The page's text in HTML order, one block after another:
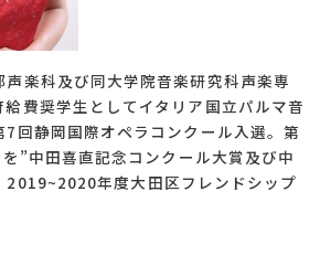
楽科及び同大学院音楽研究科声楽専
費奨学生としてイタリア国立パルマ音
回静岡国際オペラコンクール入選。第
”中田喜直記念コンクール大賞及び中
2019~2020年度大田区フレンドシップ